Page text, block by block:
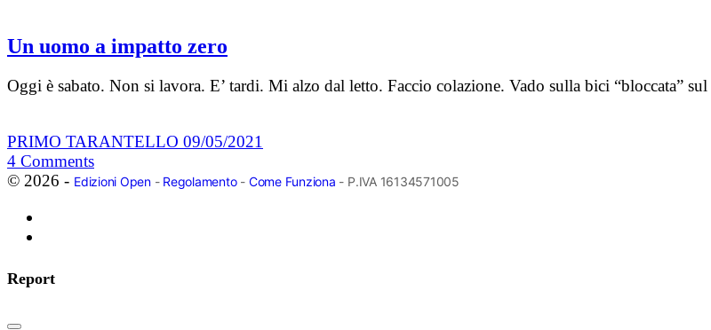
Un uomo a impatto zero
Oggi è sabato. Non si lavora. E’ tardi. Mi alzo dal letto. Faccio colazione. Vado sulla bici “bloccata”
PRIMO TARANTELLO 09/05/2021
4 Comments
© 2026 - Edizioni Open- Regolamento- Come Funziona - P.IVA 16134571005
Report